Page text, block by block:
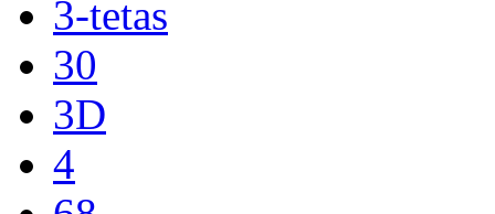
3-tetas
30
3D
4